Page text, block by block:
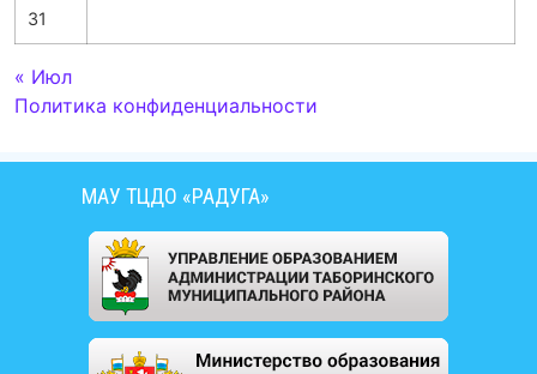
31
« Июл
Политика конфиденциальности
МАУ ТЦДО «РАДУГА»